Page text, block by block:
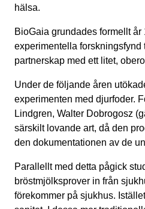
hälsa.
BioGaia grundades formellt
experimentella forskningsfynd
partnerskap med ett litet,
Under de följande åren
experimenten med djurfoder.
Lindgren, Walter Dobrogosz
särskilt lovande art, då den
den dokumentationen av de
Parallellt med detta pågick
bröstmjölksprover in från
förekommer på sjukhus.